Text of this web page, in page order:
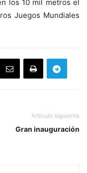
los 10 mil metros el
Juegos Mundiales
Artículo siguiente
Gran inauguración